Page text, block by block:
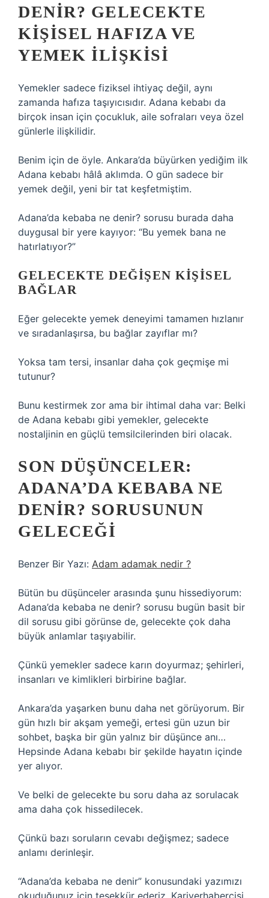
DENIR? GELECEKTE
KIŞISEL HAFIZA VE
YEMEK ILIŞKISI
Yemekler sadece fiziksel ihtiyaç değil, aynı
zamanda hafıza taşıyıcısıdır. Adana kebabı da
birçok insan için çocukluk, aile sofraları veya özel
günlerle ilişkilidir.
Benim için de öyle. Ankara’da büyürken yediğim ilk
Adana kebabı hâlâ aklımda. O gün sadece bir
yemek değil, yeni bir tat keşfetmiştim.
Adana’da kebaba ne denir? sorusu burada daha
duygusal bir yere kayıyor: “Bu yemek bana ne
hatırlatıyor?”
GELECEKTE DEĞIŞEN KIŞISEL
BAĞLAR
Eğer gelecekte yemek deneyimi tamamen hızlanır
ve sıradanlaşırsa, bu bağlar zayıflar mı?
Yoksa tam tersi, insanlar daha çok geçmişe mi
tutunur?
Bunu kestirmek zor ama bir ihtimal daha var: Belki
de Adana kebabı gibi yemekler, gelecekte
nostaljinin en güçlü temsilcilerinden biri olacak.
SON DÜŞÜNCELER:
ADANA’DA KEBABA NE
DENIR? SORUSUNUN
GELECEĞI
Benzer Bir Yazı: Adam adamak nedir ?
Bütün bu düşünceler arasında şunu hissediyorum:
Adana’da kebaba ne denir? sorusu bugün basit bir
dil sorusu gibi görünse de, gelecekte çok daha
büyük anlamlar taşıyabilir.
Çünkü yemekler sadece karın doyurmaz; şehirleri,
insanları ve kimlikleri birbirine bağlar.
Ankara’da yaşarken bunu daha net görüyorum. Bir
gün hızlı bir akşam yemeği, ertesi gün uzun bir
sohbet, başka bir gün yalnız bir düşünce anı…
Hepsinde Adana kebabı bir şekilde hayatın içinde
yer alıyor.
Ve belki de gelecekte bu soru daha az sorulacak
ama daha çok hissedilecek.
Çünkü bazı soruların cevabı değişmez; sadece
anlamı derinleşir.
“Adana’da kebaba ne denir” konusundaki yazımızı
okuduğunuz için teşekkür ederiz. Kariyerhabercisi